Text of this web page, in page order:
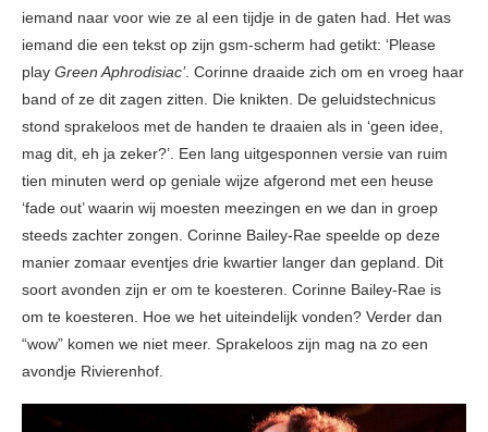
iemand naar voor wie ze al een tijdje in de gaten had. Het was
iemand die een tekst op zijn gsm-scherm had getikt: ‘Please
play Green Aphrodisiac’. Corinne draaide zich om en vroeg haar
band of ze dit zagen zitten. Die knikten. De geluidstechnicus
stond sprakeloos met de handen te draaien als in ‘geen idee,
mag dit, eh ja zeker?’. Een lang uitgesponnen versie van ruim
tien minuten werd op geniale wijze afgerond met een heuse
‘fade out’ waarin wij moesten meezingen en we dan in groep
steeds zachter zongen. Corinne Bailey-Rae speelde op deze
manier zomaar eventjes drie kwartier langer dan gepland. Dit
soort avonden zijn er om te koesteren. Corinne Bailey-Rae is
om te koesteren. Hoe we het uiteindelijk vonden? Verder dan
“wow” komen we niet meer. Sprakeloos zijn mag na zo een
avondje Rivierenhof.